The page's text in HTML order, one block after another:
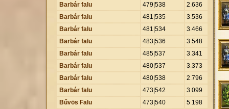
Barbár falu
479|538 2.636
Barbár falu
481|535 3.536
Barbár falu
481|534 3.466
Barbár falu
483|536 3.548
Barbár falu
485|537 3.341
Barbár falu
480|537 3.373
Barbár falu
480|538 2.796
Barbár falu
473|542 3.099
Bűvös Falu
473|540 5.198